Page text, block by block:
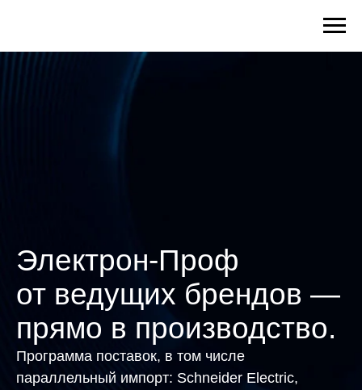
Электрон-Проф
от ведущих брендов —
прямо в производство.
Программа поставок, в том числе
параллельный импорт: Schneider Electric,